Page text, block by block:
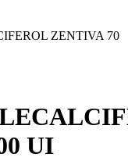
ZENTIVA 70
UI